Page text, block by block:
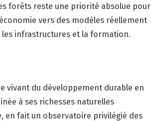
forêts reste une priorité absolue pour
vers des modèles réellement
les infrastructures et la formation.
vivant du développement durable en
à ses richesses naturelles
en fait un observatoire privilégié des